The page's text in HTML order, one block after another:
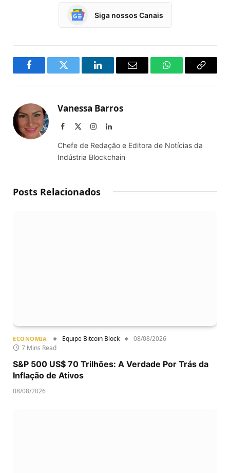
Siga nossos Canais
FacebookTwitter LinkedInEmail WhatsAppCopy
Vanessa Barros
Facebook InstagramLinkedIn
Chefe de Redação e Editora de Notícias da
Indústria Blockchain
Posts Relacionados
ECONOMIA Equipe Bitcoin Block
08/08/2026
7 Mins Read
S&P 500 US$ 70 Trilhões: A Verdade Por Trás da
Inflação de Ativos
08/08/2026